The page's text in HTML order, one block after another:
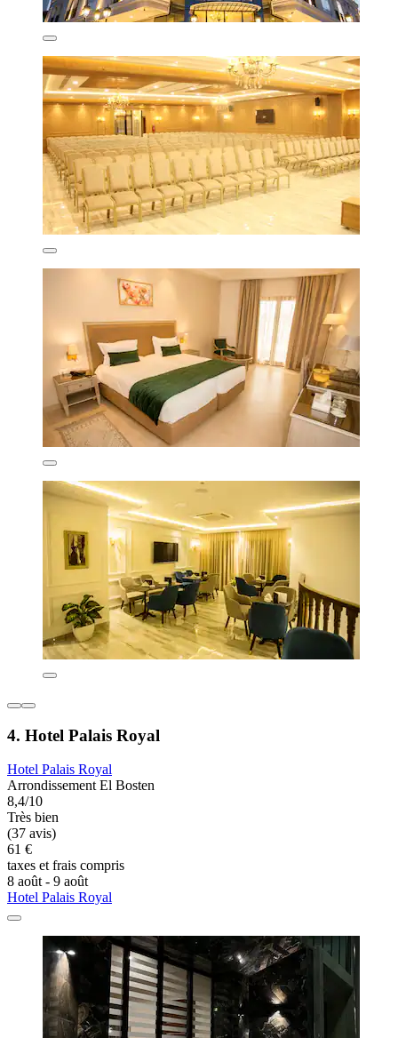
4. Hotel Palais Royal
Hotel Palais Royal
Arrondissement El Bosten
8,4/10
Très bien
(37 avis)
61 €
taxes et frais compris
8 août - 9 août
Hotel Palais Royal